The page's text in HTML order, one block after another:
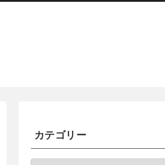
カテゴリー